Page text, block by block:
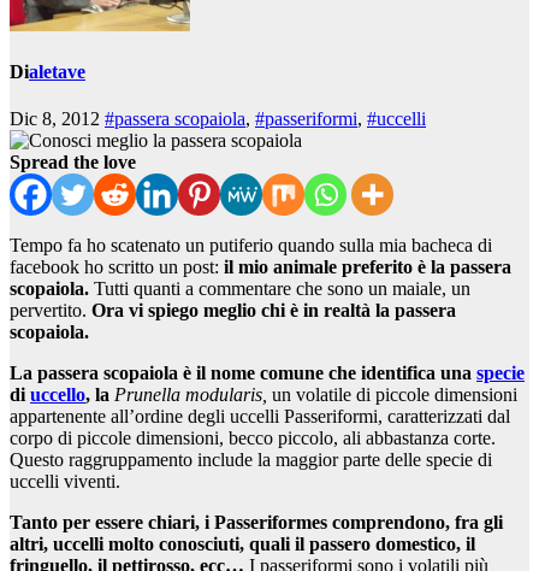
Dialetave
Dic 8, 2012 #passera scopaiola, #passeriformi, #uccelli
Spread the love
Tempo fa ho scatenato un putiferio quando sulla mia bacheca di
facebook ho scritto un post: il mio animale preferito è la passera
scopaiola. Tutti quanti a commentare che sono un maiale, un
pervertito. Ora vi spiego meglio chi è in realtà la passera
scopaiola.
La passera scopaiola è il nome comune che identifica una specie
diuccello, la Prunella modularis, un volatile di piccole dimensioni
appartenente all’ordine degli uccelli Passeriformi, caratterizzati dal
corpo di piccole dimensioni, becco piccolo, ali abbastanza corte.
Questo raggruppamento include la maggior parte delle specie di
uccelli viventi.
Tanto per essere chiari, i Passeriformes comprendono, fra gli
altri, uccelli molto conosciuti, quali il passero domestico, il
fringuello, il pettirosso, ecc… I passeriformi sono i volatili più